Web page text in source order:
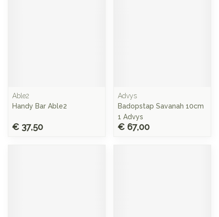
Able2
Handy Bar Able2
€ 37,50
Advys
Badopstap Savanah 10cm
1 Advys
€ 67,00